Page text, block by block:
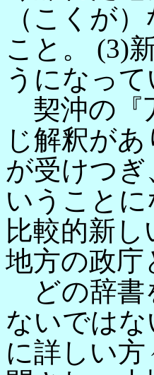
（こくが
こと。 (3)
うになっ
契沖の『
じ解釈が
が受けつ
いうこと
比較的新
地方の政
どの辞書
ないでは
に詳しい